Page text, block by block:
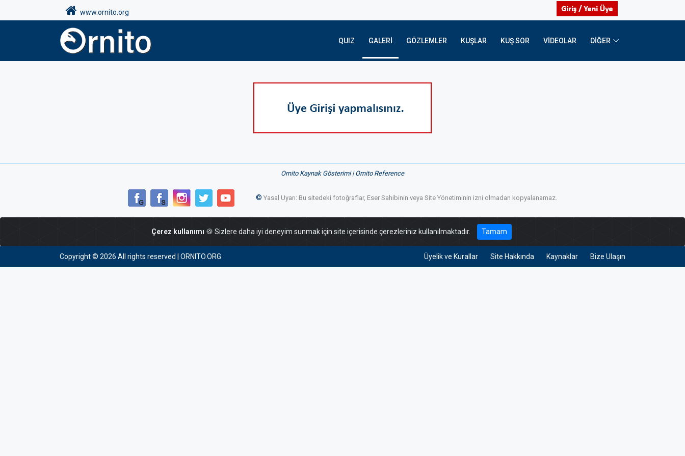
www.ornito.org
QUIZ GALERI GÖZLEMLER KUŞLAR KUŞ SOR VIDEOLAR DİĞER
Ornito Kaynak Gösterimi | Ornito Reference
© Yasal Uyarı: Bu sitedeki fotoğraflar, Eser Sahibinin veya Site Yönetiminin izni olmadan kopyalanamaz.
Çerez kullanımı 🍪 Sizlere daha iyi deneyim sunmak için site içerisinde çerezleriniz kullanılmaktadır. Tamam
Copyright © 2026 All rights reserved | ORNITO.ORG Üyelik ve Kurallar Site Hakkında Kaynaklar Bize Ulaşın